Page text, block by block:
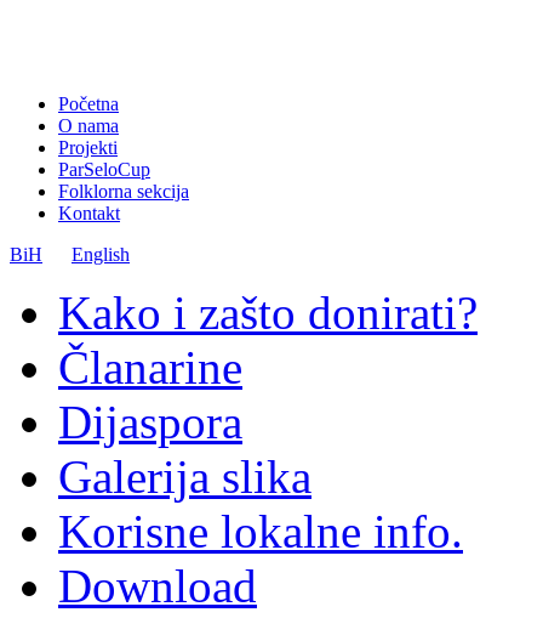
Početna
O nama
Projekti
ParSeloCup
Folklorna sekcija
Kontakt
BiH
English
Kako i zašto donirati?
Članarine
Dijaspora
Galerija slika
Korisne lokalne info.
Download